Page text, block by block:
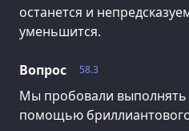
останется и
уменьшится.
58.3
Вопрос
Мы пробовали выполнять
помощью